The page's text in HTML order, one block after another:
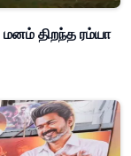
திறந்த ரம்யா